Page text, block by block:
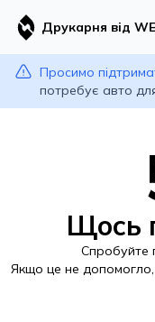
Друкарня від
Просимо
потребує авто
Щось
Спробуйте
Якщо це не